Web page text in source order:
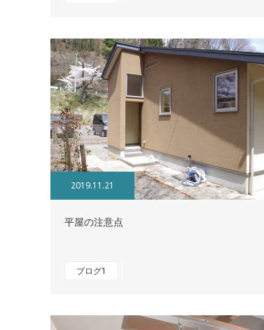
2019.11.21
平屋の注意点
ブログ1